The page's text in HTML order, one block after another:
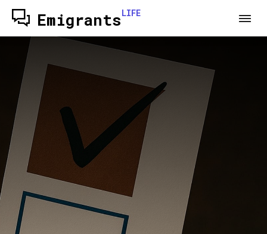
EmigrantsLIFE